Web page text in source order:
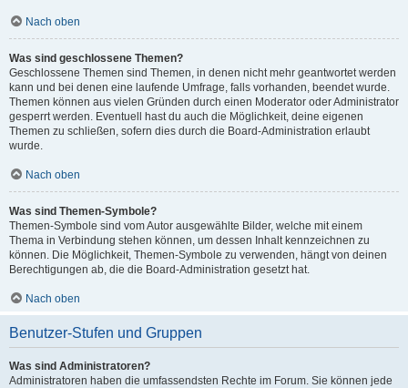
Nach oben
Was sind geschlossene Themen?
Geschlossene Themen sind Themen, in denen nicht mehr geantwortet werden
kann und bei denen eine laufende Umfrage, falls vorhanden, beendet wurde.
Themen können aus vielen Gründen durch einen Moderator oder Administrator
gesperrt werden. Eventuell hast du auch die Möglichkeit, deine eigenen
Themen zu schließen, sofern dies durch die Board-Administration erlaubt
wurde.
Nach oben
Was sind Themen-Symbole?
Themen-Symbole sind vom Autor ausgewählte Bilder, welche mit einem
Thema in Verbindung stehen können, um dessen Inhalt kennzeichnen zu
können. Die Möglichkeit, Themen-Symbole zu verwenden, hängt von deinen
Berechtigungen ab, die die Board-Administration gesetzt hat.
Nach oben
Benutzer-Stufen und Gruppen
Was sind Administratoren?
Administratoren haben die umfassendsten Rechte im Forum. Sie können jede